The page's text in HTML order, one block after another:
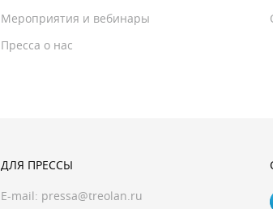
Мероприятия и вебинары
Пресса о нас
ДЛЯ ПРЕССЫ
E-mail: pressa@treolan.ru